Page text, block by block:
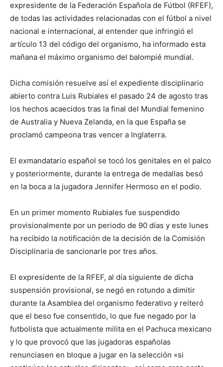
expresidente de la Federación Española de Fútbol (RFEF),
de todas las actividades relacionadas con el fútbol a nivel
nacional e internacional, al entender que infringió el
artículo 13 del código del organismo, ha informado esta
mañana el máximo organismo del balompié mundial.
Dicha comisión resuelve así el expediente disciplinario
abierto contra Luis Rubiales el pasado 24 de agosto tras
los hechos acaecidos tras la final del Mundial femenino
de Australia y Nueva Zelanda, en la que España se
proclamó campeona tras vencer a Inglaterra.
El exmandatario español se tocó los genitales en el palco
y posteriormente, durante la entrega de medallas besó
en la boca a la jugadora Jennifer Hermoso en el podio.
En un primer momento Rubiales fue suspendido
provisionalmente por un periodo de 90 días y este lunes
ha recibido la notificación de la decisión de la Comisión
Disciplinaria de sancionarle por tres años.
El expresidente de la RFEF, al día siguiente de dicha
suspensión provisional, se negó en rotundo a dimitir
durante la Asamblea del organismo federativo y reiteró
que el beso fue consentido, lo que fue negado por la
futbolista que actualmente milita en el Pachuca mexicano
y lo que provocó que las jugadoras españolas
renunciasen en bloque a jugar en la selección «si